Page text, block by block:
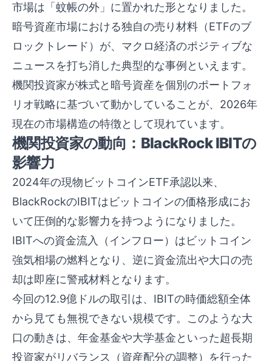
市場は「蚊帳の外」に置かれた形となりました。
暗号資産市場における独自の売り材料（ETFのブ
ロックトレード）が、マクロ経済のポジティブな
ニュースを打ち消した典型的な事例といえます。
機関投資家が株式と暗号資産を個別のポートフォ
リオ戦略に基づいて動かしていることが、2026年
現在の市場構造の特徴として現れています。
機関投資家の動向：BlackRock IBITの
影響力
2024年の現物ビットコインETF承認以来、
BlackRockのIBITはビットコインの価格形成にお
いて圧倒的な影響力を持つようになりました。
IBITへの資金流入（インフロー）はビットコイン
強気相場の燃料となり、逆に資金流出や大口の売
却は即座に警戒材料となります。
今回の12.9億ドルの取引は、IBITの時価総額全体
から見ても無視できない規模です。このような大
口の動きは、年金基金や大学基金といった超長期
投資家がリバランス（資産配分の調整）を行った